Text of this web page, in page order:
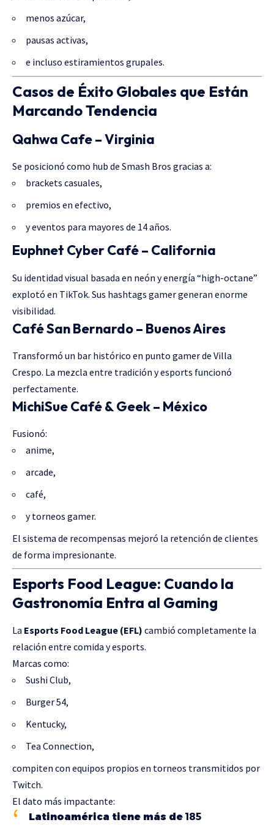
menos azúcar,
pausas activas,
e incluso estiramientos grupales.
Casos de Éxito Globales que Están
Marcando Tendencia
Qahwa Cafe – Virginia
Se posicionó como hub de Smash Bros gracias a:
brackets casuales,
premios en efectivo,
y eventos para mayores de 14 años.
Euphnet Cyber Café – California
Su identidad visual basada en neón y energía “high-octane”
explotó en TikTok. Sus hashtags gamer generan enorme
visibilidad.
Café San Bernardo – Buenos Aires
Transformó un bar histórico en punto gamer de Villa
Crespo. La mezcla entre tradición y esports funcionó
perfectamente.
MichiSue Café & Geek – México
Fusionó:
anime,
arcade,
café,
y torneos gamer.
El sistema de recompensas mejoró la retención de clientes
de forma impresionante.
Esports Food League: Cuando la
Gastronomía Entra al Gaming
La Esports Food League (EFL) cambió completamente la
relación entre comida y esports.
Marcas como:
Sushi Club,
Burger 54,
Kentucky,
Tea Connection,
compiten con equipos propios en torneos transmitidos por
Twitch.
El dato más impactante:
Latinoamérica tiene más de 185